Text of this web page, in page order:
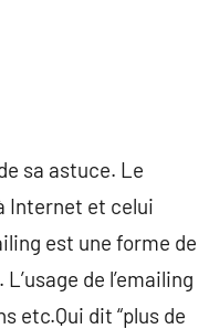
sa astuce. Le
Internet et celui
est une forme de
de l’emailing
etc.Qui dit “plus de